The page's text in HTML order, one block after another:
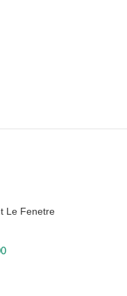
Le Fenetre